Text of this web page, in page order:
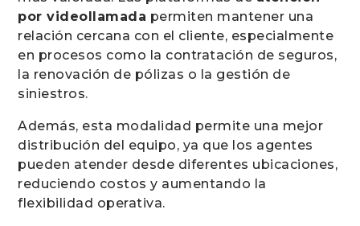
por videollamada permiten mantener una
relación cercana con el cliente, especialmente
en procesos como la contratación de seguros,
la renovación de pólizas o la gestión de
siniestros.
Además, esta modalidad permite una mejor
distribución del equipo, ya que los agentes
pueden atender desde diferentes ubicaciones,
reduciendo costos y aumentando la
flexibilidad operativa.